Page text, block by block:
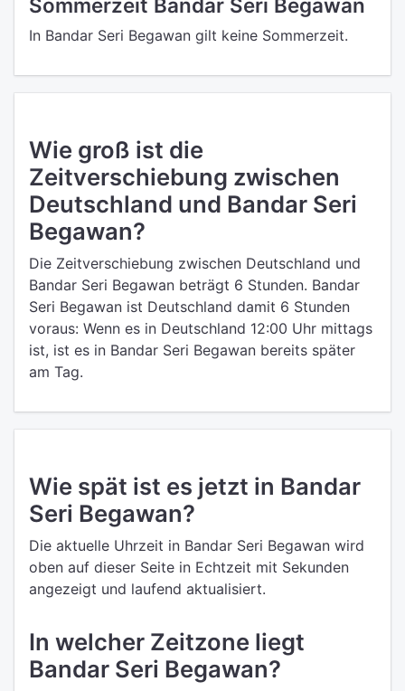
Sommerzeit Bandar Seri Begawan
In Bandar Seri Begawan gilt keine Sommerzeit.
Wie groß ist die
Zeitverschiebung zwischen
Deutschland und Bandar Seri
Begawan?
Die Zeitverschiebung zwischen Deutschland und
Bandar Seri Begawan beträgt 6 Stunden. Bandar
Seri Begawan ist Deutschland damit 6 Stunden
voraus: Wenn es in Deutschland 12:00 Uhr mittags
ist, ist es in Bandar Seri Begawan bereits später
am Tag.
Wie spät ist es jetzt in Bandar
Seri Begawan?
Die aktuelle Uhrzeit in Bandar Seri Begawan wird
oben auf dieser Seite in Echtzeit mit Sekunden
angezeigt und laufend aktualisiert.
In welcher Zeitzone liegt
Bandar Seri Begawan?